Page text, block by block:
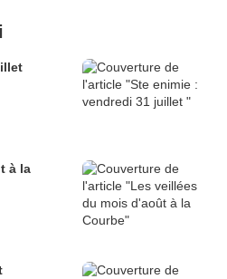
à la